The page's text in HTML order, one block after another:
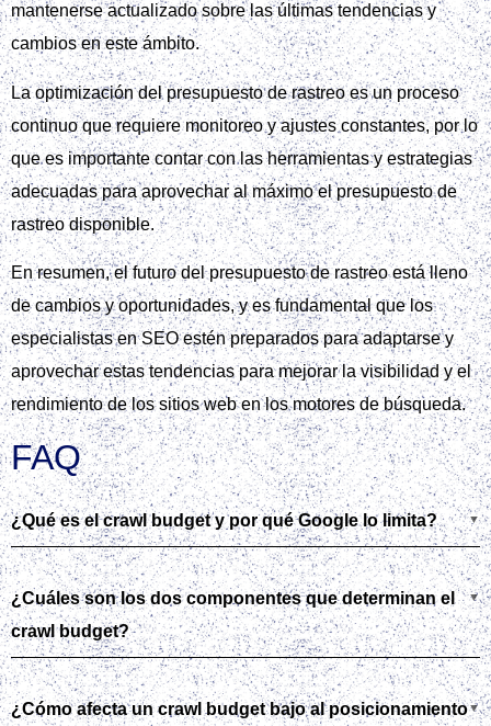
mantenerse actualizado sobre las últimas tendencias y
cambios en este ámbito.
La optimización del presupuesto de rastreo es un proceso
continuo que requiere monitoreo y ajustes constantes, por lo
que es importante contar con las herramientas y estrategias
adecuadas para aprovechar al máximo el presupuesto de
rastreo disponible.
En resumen, el futuro del presupuesto de rastreo está lleno
de cambios y oportunidades, y es fundamental que los
especialistas en SEO estén preparados para adaptarse y
aprovechar estas tendencias para mejorar la visibilidad y el
rendimiento de los sitios web en los motores de búsqueda.
FAQ
¿Qué es el crawl budget y por qué Google lo limita?
¿Cuáles son los dos componentes que determinan el
crawl budget?
¿Cómo afecta un crawl budget bajo al posicionamiento